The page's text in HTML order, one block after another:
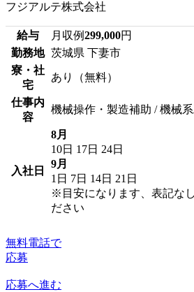
フジアルテ株式会社
給与 月収例299,000円
勤務地 茨城県 下妻市
寮・社
宅
あり（無料）
仕事内
容
機械操作・製造補助 / 機械
入社日
8月
10日 17日 24日
9月
1日 7日 14日 21日
※目安になります、表記な
ださい
無料電話で
応募
応募へ進む